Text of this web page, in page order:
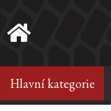
Hlavní kategorie